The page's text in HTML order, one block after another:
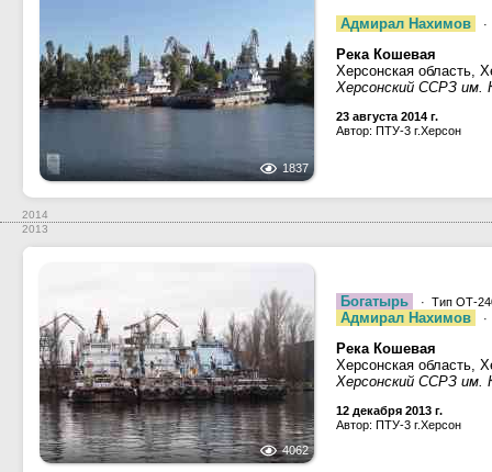
1837
Адмирал Нахимов
Река Кошевая
Херсонская область,
Херсонский ССРЗ им.
23 августа 2014 г.
Автор: ПТУ-3 г.Херсон
2014
2013
4062
Богатырь · Тип ОТ-
Адмирал Нахимов
Река Кошевая
Херсонская область,
Херсонский ССРЗ им.
12 декабря 2013 г.
Автор: ПТУ-3 г.Херсон